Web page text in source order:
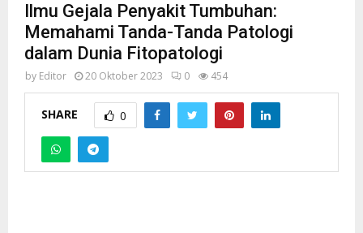
Ilmu Gejala Penyakit Tumbuhan:
Memahami Tanda-Tanda Patologi
dalam Dunia Fitopatologi
by Editor 20 Oktober 2023 0 454
SHARE 0